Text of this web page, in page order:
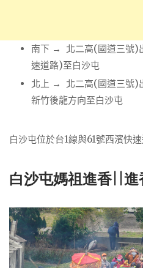
南下 → 北二高(國道三號)
速道路)至白沙屯
北上 → 北二高(國道三號)
新竹後龍方向至白沙屯
白沙屯位於台1線與61號西濱快
白沙屯媽祖進香||進